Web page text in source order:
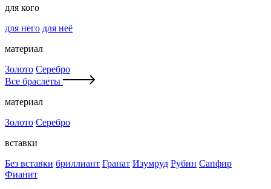
для кого
для него для неё
материал
Золото Серебро
Все браслеты
материал
Золото Серебро
вставки
Без вставки бриллиант Гранат Изумруд Рубин Сапфир
Фианит